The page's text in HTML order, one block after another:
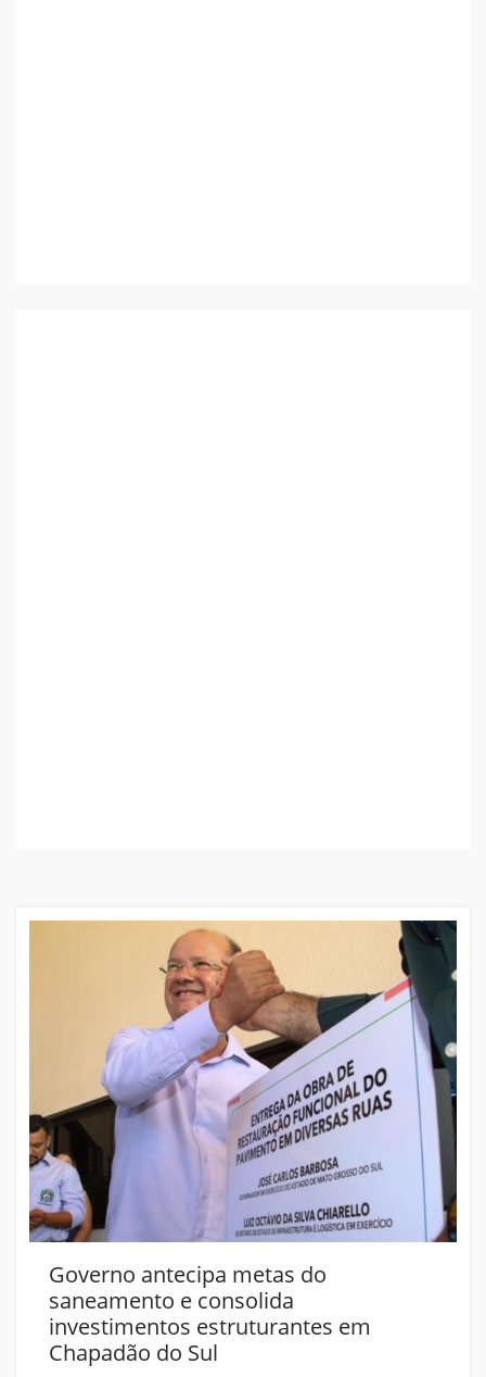
Governo antecipa metas do
saneamento e consolida
investimentos estruturantes em
Chapadão do Sul